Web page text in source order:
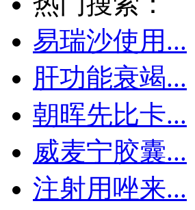
易瑞沙使用...
肝功能衰竭...
朝晖先比卡...
威麦宁胶囊...
注射用唑来...